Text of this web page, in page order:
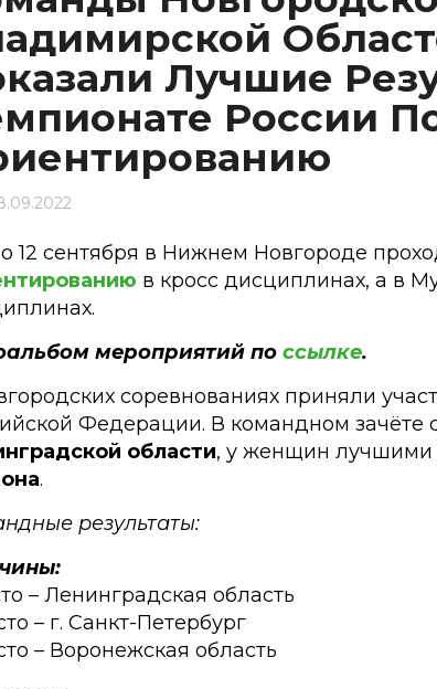
Лучшие
России
12 сентября в Нижнем Новгороде
в кросс дисциплинах, а в
мероприятий по ссылке.
соревнованиях приняли
Федерации. В командном
области, у женщин лучшими
.
результаты:
– Ленинградская область
– г. Санкт-Петербург
– Воронежская область